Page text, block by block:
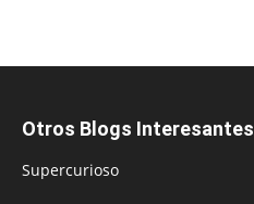
Otros Blogs Interesantes
Supercurioso